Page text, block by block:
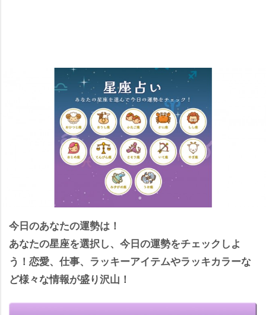
今日のあなたの運勢は！
あなたの星座を選択し、今日の運勢をチェックしよ
う！恋愛、仕事、ラッキーアイテムやラッキカラーな
ど様々な情報が盛り沢山！